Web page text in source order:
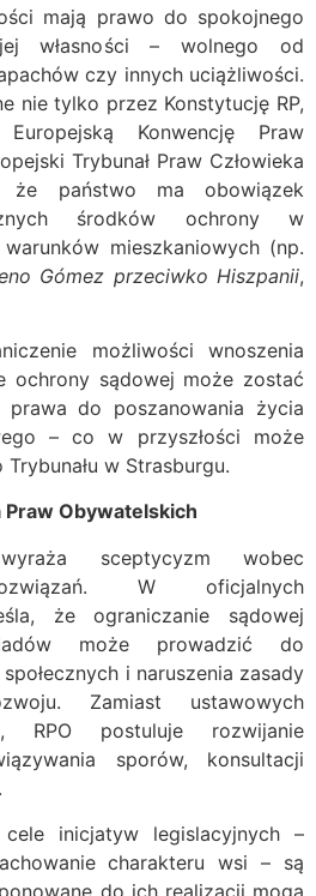
mają prawo do spokojnego
własności – wolnego od
czy innych uciążliwości.
nie tylko przez Konstytucję RP,
Konwencję Praw
Trybunał Praw Człowieka
że państwo ma obowiązek
środków ochrony w
mieszkaniowych (np.
Gómez przeciwko Hiszpanii,
możliwości wnoszenia
ochrony sądowej może zostać
prawa do poszanowania życia
– co w przyszłości może
w Strasburgu.
Obywatelskich
sceptycyzm wobec
W oficjalnych
że ograniczanie sądowej
może prowadzić do
i naruszenia zasady
Zamiast ustawowych
RPO postuluje rozwijanie
sporów, konsultacji
cele inicjatyw legislacyjnych –
charakteru wsi – są